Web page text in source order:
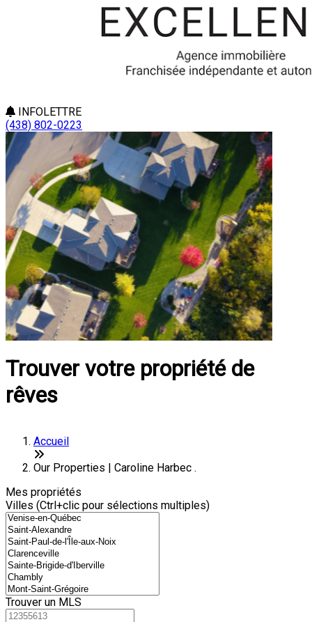
INFOLETTRE
(438) 802-0223
Trouver votre propriété de
rêves
Accueil
Our Properties | Caroline Harbec .
Mes propriétés
Villes (Ctrl+clic pour sélections multiples)
Trouver un MLS